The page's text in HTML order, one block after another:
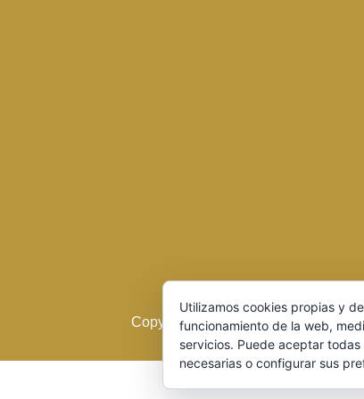
Copyright 2016 © Cerveza
Utilizamos cookies propias y
funcionamiento de la web,
servicios. Puede aceptar
necesarias o configurar sus